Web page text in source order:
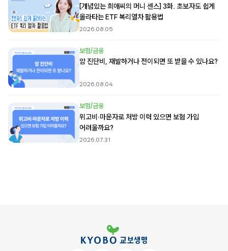
[개념있는 희애씨의 머니 센스] 3화. 초보자도 쉽게
올라타는 ETF 복리열차 활용법
2026.08.05
보험/금융
암 진단비, 재발하거나 전이되면 또 받을 수 있나요?
2026.08.04
보험/금융
위고비·마운자로 처방 이력 있으면 보험 가입
어려울까요?
2026.07.31